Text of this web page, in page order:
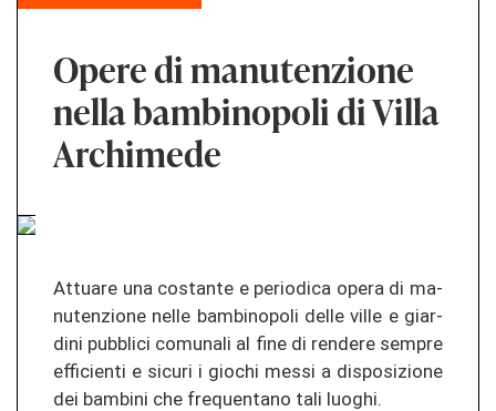
Opere di manutenzione
nella bambinopoli di Villa
Archimede
At­tua­re una cos­tan­te e pe­rio­di­ca opera di ma­
nu­ten­zio­ne nelle bam­bi­no­po­li delle ville e giar­
di­ni pu­bbli­ci co­mu­na­li al fine di ren­de­re sem­pre
ef­fi­cien­ti e si­cu­ri i gio­chi messi a dis­po­si­zio­ne
dei bam­b­i­ni che fre­quen­ta­no tali luo­ghi.